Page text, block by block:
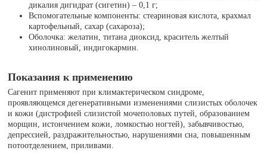
дикалия дигидрат (сигетин) – 0,1 г;
Вспомогательные компоненты: стеариновая кислота, крахмал
картофельный, сахар (сахароза);
Оболочка: желатин, титана диоксид, краситель желтый
хинолиновый, индигокармин.
Показания к применению
Сагенит применяют при климактерическом синдроме,
проявляющемся дегенеративными изменениями слизистых оболочек
и кожи (дистрофией слизистой мочеполовых путей, образованием
морщин, истончением кожи, ломкостью ногтей), забывчивостью,
депрессией, раздражительностью, нарушениями сна, повышенным
потоотделением, приливами.